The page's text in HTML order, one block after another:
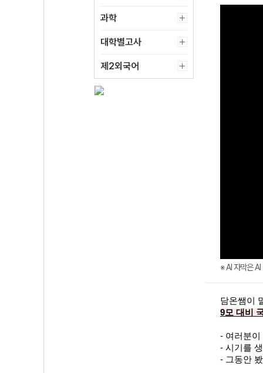
과학
대학별고사
제2외국어
※ AI 자막은 AI
담온쌤이
9모 대비
- 여러분이
- 시기를
- 그동안